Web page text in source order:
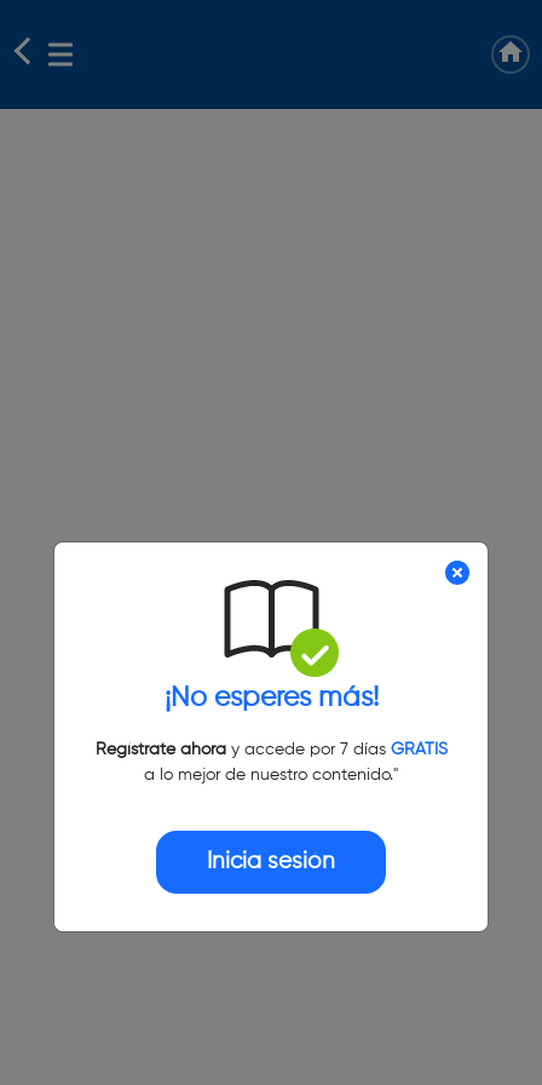
¡No esperes más!
Regístrate ahoray accede por 7 días GRATIS
a lo mejor de nuestro contenido."
Inicia sesión